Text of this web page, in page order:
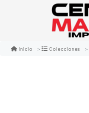
Inicio Colecciones